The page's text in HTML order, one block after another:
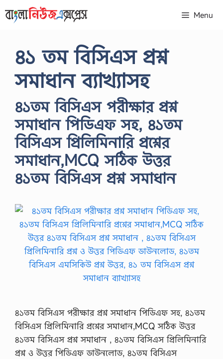
to
Menu
৪১ তম বিসিএস প্রশ্ন
সমাধান ব্যাখ্যাসহ
৪১তম বিসিএস পরীক্ষার প্রশ্ন
সমাধান পিডিএফ সহ, ৪১তম
বিসিএস প্রিলিমিনারি প্রশ্নের
সমাধান,MCQ সঠিক উত্তর
৪১তম বিসিএস প্রশ্ন সমাধান
৪১তম বিসিএস পরীক্ষার প্রশ্ন সমাধান পিডিএফ সহ, ৪১তম
বিসিএস প্রিলিমিনারি প্রশ্নের সমাধান,MCQ সঠিক উত্তর
৪১তম বিসিএস প্রশ্ন সমাধান , ৪১তম বিসিএস প্রিলিমিনারি
প্রশ্ন ও উত্তর পিডিএফ ডাউনলোড, ৪১তম বিসিএস